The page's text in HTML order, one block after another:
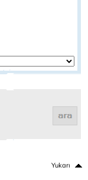
Yukarı